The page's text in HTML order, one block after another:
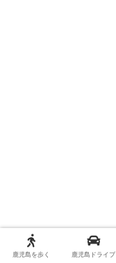
鹿児島を歩く 鹿児島ドライブ